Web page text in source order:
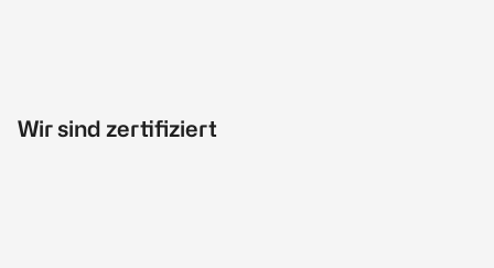
Wir sind zertifiziert